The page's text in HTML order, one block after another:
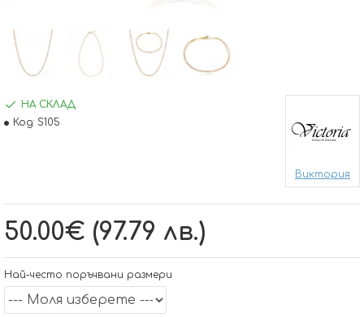
50.00€ (97.79 лв.)
НА СКЛАД
Код: S105
Виктория
Най-често поръчвани размери